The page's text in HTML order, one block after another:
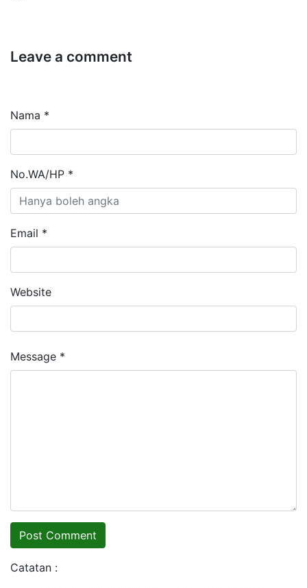
Leave a comment
Nama *
No.WA/HP *
Email *
Website
Message *
Catatan :